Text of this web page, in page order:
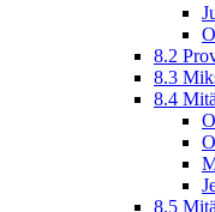
8.2
8.3
8.4
8.5